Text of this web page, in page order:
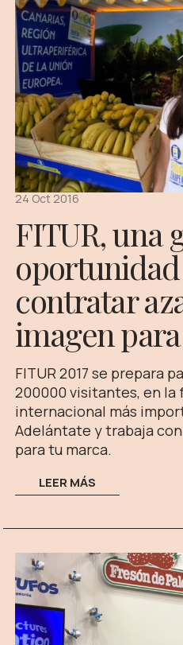
24 Oct 2016
FITUR, una
contratar
imagen
FITUR 2017 se prepara
200000 visitantes, en la
internacional más
Adelántate y trabaja
para tu marca.
LEER MÁS